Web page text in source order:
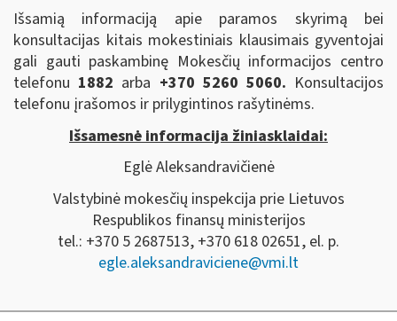
Išsamią informaciją apie paramos skyrimą bei
konsultacijas kitais mokestiniais klausimais gyventojai
gali gauti paskambinę Mokesčių informacijos centro
telefonu 1882 arba +370 5260 5060. Konsultacijos
telefonu įrašomos ir prilygintinos rašytinėms.
Išsamesnė informacija žiniasklaidai:
Eglė Aleksandravičienė
Valstybinė mokesčių inspekcija prie Lietuvos
Respublikos finansų ministerijos
tel.: +370 5 2687513, +370 618 02651, el. p.
egle.aleksandraviciene@vmi.lt